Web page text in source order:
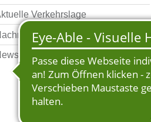
Verkehrslage
Archiv
Archiv